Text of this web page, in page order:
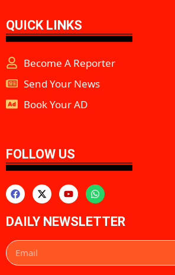
QUICK LINKS
Become A Reporter
Send Your News
Book Your AD
FOLLOW US
DAILY NEWSLETTER